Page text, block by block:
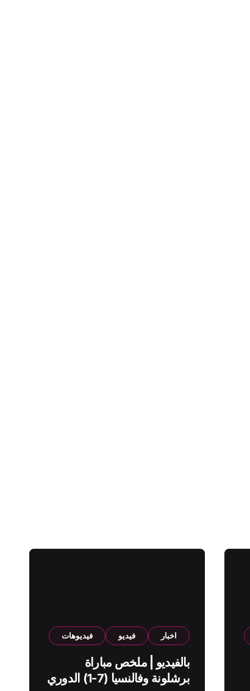
اخبار فيديو فيديوهات
بالفيديو | ملخص مباراة
برشلونة وفالنسيا (7-1) الدوري